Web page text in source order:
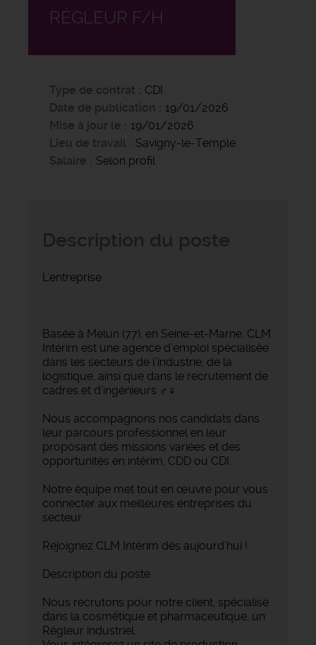
RÉGLEUR F/H
Type de contrat
CDI
Date de publication
19/01/2026
Mise à jour le
19/01/2026
Lieu de travail
Savigny-le-Temple
Salaire
Selon profil
L'entreprise
Basée à Melun (77), en Seine-et-Marne, CLM
Intérim est une agence d’emploi spécialisée
dans les secteurs de l’industrie, de la
logistique, ainsi que dans le recrutement de
cadres et d’ingénieurs ‍♂️‍♀️
Nous accompagnons nos candidats dans
leur parcours professionnel en leur
proposant des missions variées et des
opportunités en intérim, CDD ou CDI.
Notre équipe met tout en œuvre pour vous
connecter aux meilleures entreprises du
secteur.
Rejoignez CLM Intérim dès aujourd’hui !
Description du poste
Nous recrutons pour notre client, spécialisé
dans la cosmétique et pharmaceutique, un
Régleur industriel.